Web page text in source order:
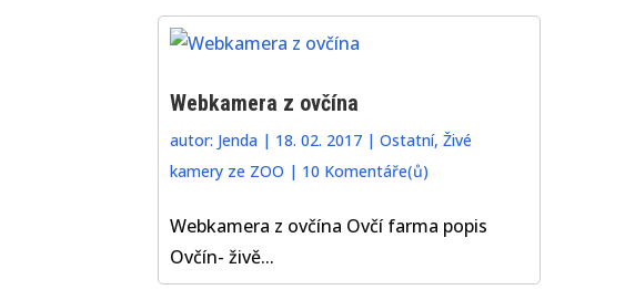
Webkamera z ovčína
autor: Jenda| 18. 02. 2017| Ostatní, Živé
kamery ze ZOO | 10 Komentáře(ů)
Webkamera z ovčína Ovčí farma popis
Ovčín- živě...